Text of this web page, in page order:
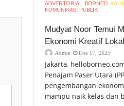
ADVERTORIAL BORNEO
KOMUNIKASI PUBLIK
Mudyat Noor Temui
Ekonomi Kreatif
Admin Des 17, 2025
Jakarta,
Penajam Paser Utara
pengembangan
mampu naik kelas dan